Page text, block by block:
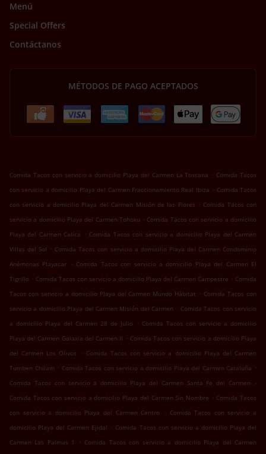
Menú
Special Offers
Contáctanos
MÉTODOS DE PAGO ACEPTADOS
Comida Tacos con servicio a domicilio Playa del Carmen La Toscana . Comida Tacos
con servicio a domicilio Playa del Carmen Fraccionamiento Real Ibiza . Comida Tacos
con servicio a domicilio Playa del Carmen Misión de las Flores . Comida Tacos con
servicio a domicilio Playa del Carmen Tohoku . Comida Tacos con servicio a domicilio
Playa del Carmen Calica
. Comida Tacos con servicio a domicilio Playa del Carmen
Villas del Sol . Comida Tacos con servicio a domicilio Playa del Carmen Condominio
Anémonas Playacar
. Comida Tacos con servicio a domicilio Playa del Carmen El
Tigrillo . Comida Tacos con servicio a domicilio Playa del Carmen Campestre . Comida
Tacos con servicio a domicilio Playa del Carmen Mundo Hábitat . Comida Tacos con
servicio a domicilio Playa del Carmen Misión del Carmen . Comida Tacos con servicio
a domicilio Playa del Carmen 28 de Julio
. Comida Tacos con servicio a domicilio
Playa del Carmen Galaxia del Carmen II . Comida Tacos con servicio a domicilio Playa
del Carmen Los Olivos
. Comida Tacos con servicio a domicilio Playa del Carmen
Tumben Chilam . Comida Tacos con servicio a domicilio Playa del Carmen Cataluña .
Comida Tacos con servicio a domicilio Playa del Carmen Santa Fe del Carmen
.
Comida Tacos con servicio a domicilio Playa del Carmen Sin Nombre . Comida Tacos
con servicio a domicilio Playa del Carmen Centro
. Comida Tacos con servicio a
domicilio Playa del Carmen Ejidal . Comida Tacos con servicio a domicilio Playa del
Carmen Las Palmas 1
. Comida Tacos con servicio a domicilio Playa del Carmen